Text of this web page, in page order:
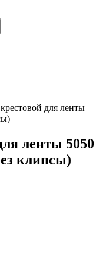
для ленты
ленты 5050
клипсы)